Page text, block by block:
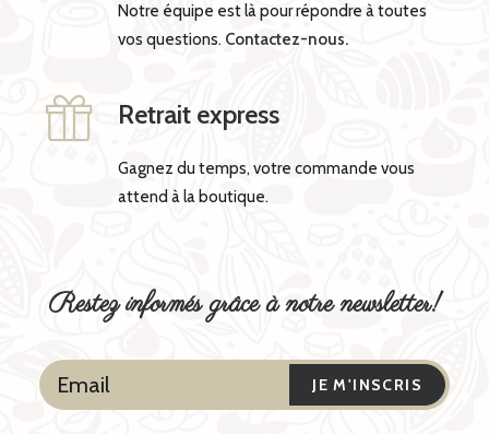
Notre équipe est là pour répondre à toutes
vos questions. Contactez-nous.
Retrait express
Gagnez du temps, votre commande vous
attend à la boutique.
Restez informés grâce à notre newsletter!